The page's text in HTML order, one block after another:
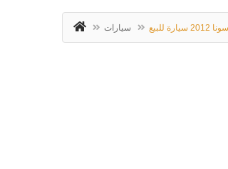
سيارات